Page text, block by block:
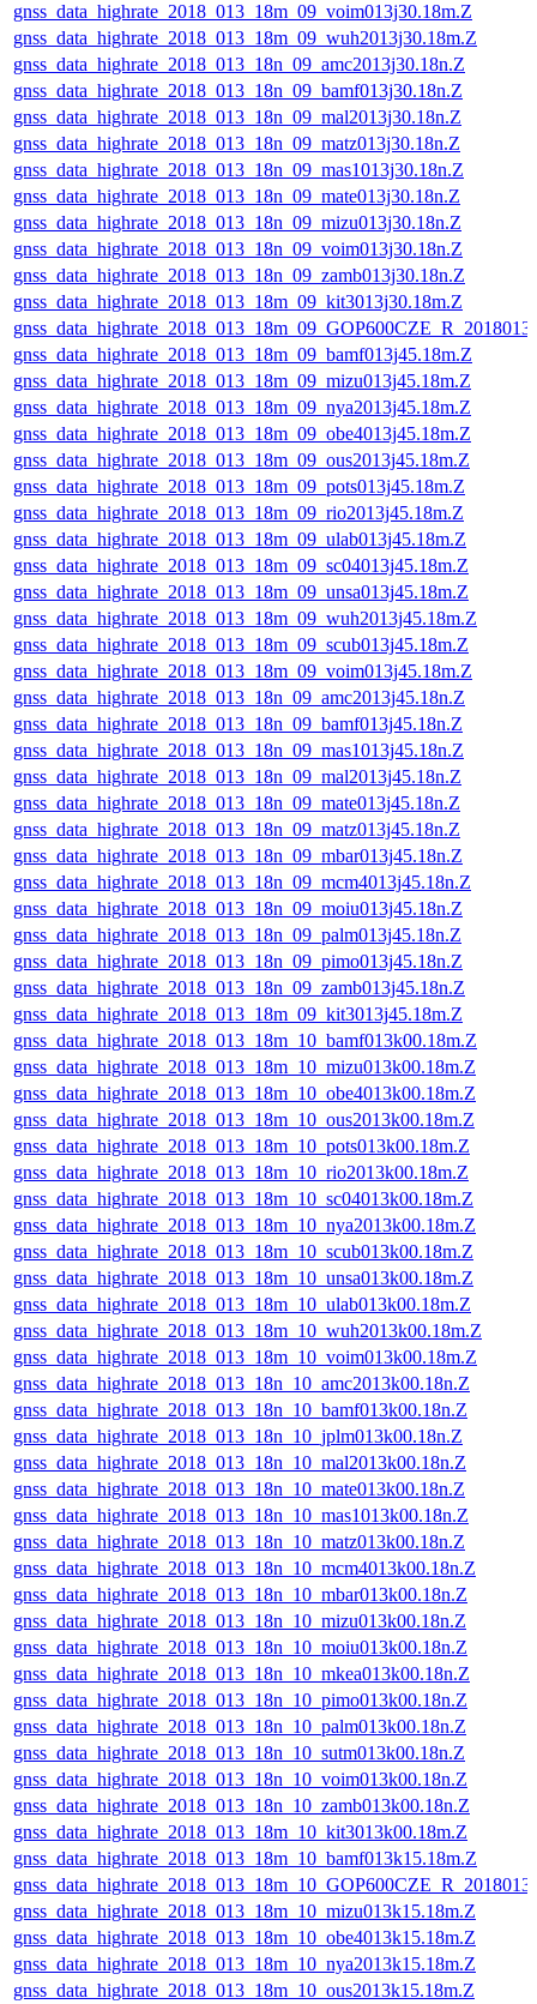
gnss_data_highrate_2018_013_18m_09_voim013j30.18m.Z
gnss_data_highrate_2018_013_18m_09_wuh2013j30.18m.Z
gnss_data_highrate_2018_013_18n_09_amc2013j30.18n.Z
gnss_data_highrate_2018_013_18n_09_bamf013j30.18n.Z
gnss_data_highrate_2018_013_18n_09_mal2013j30.18n.Z
gnss_data_highrate_2018_013_18n_09_matz013j30.18n.Z
gnss_data_highrate_2018_013_18n_09_mas1013j30.18n.Z
gnss_data_highrate_2018_013_18n_09_mate013j30.18n.Z
gnss_data_highrate_2018_013_18n_09_mizu013j30.18n.Z
gnss_data_highrate_2018_013_18n_09_voim013j30.18n.Z
gnss_data_highrate_2018_013_18n_09_zamb013j30.18n.Z
gnss_data_highrate_2018_013_18m_09_kit3013j30.18m.Z
gnss_data_highrate_2018_013_18m_09_bamf013j45.18m.Z
gnss_data_highrate_2018_013_18m_09_mizu013j45.18m.Z
gnss_data_highrate_2018_013_18m_09_nya2013j45.18m.Z
gnss_data_highrate_2018_013_18m_09_obe4013j45.18m.Z
gnss_data_highrate_2018_013_18m_09_ous2013j45.18m.Z
gnss_data_highrate_2018_013_18m_09_pots013j45.18m.Z
gnss_data_highrate_2018_013_18m_09_rio2013j45.18m.Z
gnss_data_highrate_2018_013_18m_09_ulab013j45.18m.Z
gnss_data_highrate_2018_013_18m_09_sc04013j45.18m.Z
gnss_data_highrate_2018_013_18m_09_unsa013j45.18m.Z
gnss_data_highrate_2018_013_18m_09_wuh2013j45.18m.Z
gnss_data_highrate_2018_013_18m_09_scub013j45.18m.Z
gnss_data_highrate_2018_013_18m_09_voim013j45.18m.Z
gnss_data_highrate_2018_013_18n_09_amc2013j45.18n.Z
gnss_data_highrate_2018_013_18n_09_bamf013j45.18n.Z
gnss_data_highrate_2018_013_18n_09_mas1013j45.18n.Z
gnss_data_highrate_2018_013_18n_09_mal2013j45.18n.Z
gnss_data_highrate_2018_013_18n_09_mate013j45.18n.Z
gnss_data_highrate_2018_013_18n_09_matz013j45.18n.Z
gnss_data_highrate_2018_013_18n_09_mbar013j45.18n.Z
gnss_data_highrate_2018_013_18n_09_mcm4013j45.18n.Z
gnss_data_highrate_2018_013_18n_09_moiu013j45.18n.Z
gnss_data_highrate_2018_013_18n_09_palm013j45.18n.Z
gnss_data_highrate_2018_013_18n_09_pimo013j45.18n.Z
gnss_data_highrate_2018_013_18n_09_zamb013j45.18n.Z
gnss_data_highrate_2018_013_18m_09_kit3013j45.18m.Z
gnss_data_highrate_2018_013_18m_10_bamf013k00.18m.Z
gnss_data_highrate_2018_013_18m_10_mizu013k00.18m.Z
gnss_data_highrate_2018_013_18m_10_obe4013k00.18m.Z
gnss_data_highrate_2018_013_18m_10_ous2013k00.18m.Z
gnss_data_highrate_2018_013_18m_10_pots013k00.18m.Z
gnss_data_highrate_2018_013_18m_10_rio2013k00.18m.Z
gnss_data_highrate_2018_013_18m_10_sc04013k00.18m.Z
gnss_data_highrate_2018_013_18m_10_nya2013k00.18m.Z
gnss_data_highrate_2018_013_18m_10_scub013k00.18m.Z
gnss_data_highrate_2018_013_18m_10_unsa013k00.18m.Z
gnss_data_highrate_2018_013_18m_10_ulab013k00.18m.Z
gnss_data_highrate_2018_013_18m_10_wuh2013k00.18m.Z
gnss_data_highrate_2018_013_18m_10_voim013k00.18m.Z
gnss_data_highrate_2018_013_18n_10_amc2013k00.18n.Z
gnss_data_highrate_2018_013_18n_10_bamf013k00.18n.Z
gnss_data_highrate_2018_013_18n_10_jplm013k00.18n.Z
gnss_data_highrate_2018_013_18n_10_mal2013k00.18n.Z
gnss_data_highrate_2018_013_18n_10_mate013k00.18n.Z
gnss_data_highrate_2018_013_18n_10_mas1013k00.18n.Z
gnss_data_highrate_2018_013_18n_10_matz013k00.18n.Z
gnss_data_highrate_2018_013_18n_10_mcm4013k00.18n.Z
gnss_data_highrate_2018_013_18n_10_mbar013k00.18n.Z
gnss_data_highrate_2018_013_18n_10_mizu013k00.18n.Z
gnss_data_highrate_2018_013_18n_10_moiu013k00.18n.Z
gnss_data_highrate_2018_013_18n_10_mkea013k00.18n.Z
gnss_data_highrate_2018_013_18n_10_pimo013k00.18n.Z
gnss_data_highrate_2018_013_18n_10_palm013k00.18n.Z
gnss_data_highrate_2018_013_18n_10_sutm013k00.18n.Z
gnss_data_highrate_2018_013_18n_10_voim013k00.18n.Z
gnss_data_highrate_2018_013_18n_10_zamb013k00.18n.Z
gnss_data_highrate_2018_013_18m_10_kit3013k00.18m.Z
gnss_data_highrate_2018_013_18m_10_bamf013k15.18m.Z
gnss_data_highrate_2018_013_18m_10_mizu013k15.18m.Z
gnss_data_highrate_2018_013_18m_10_obe4013k15.18m.Z
gnss_data_highrate_2018_013_18m_10_nya2013k15.18m.Z
gnss_data_highrate_2018_013_18m_10_ous2013k15.18m.Z